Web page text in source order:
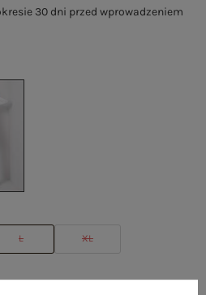
L XL
30 dni przed wprowadzeniem